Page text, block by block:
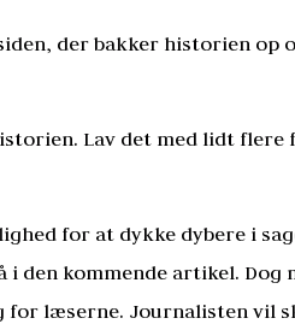
der bakker historien op
Lav det med lidt flere
for at dykke dybere i
den kommende artikel. Dog
læserne. Journalisten vil